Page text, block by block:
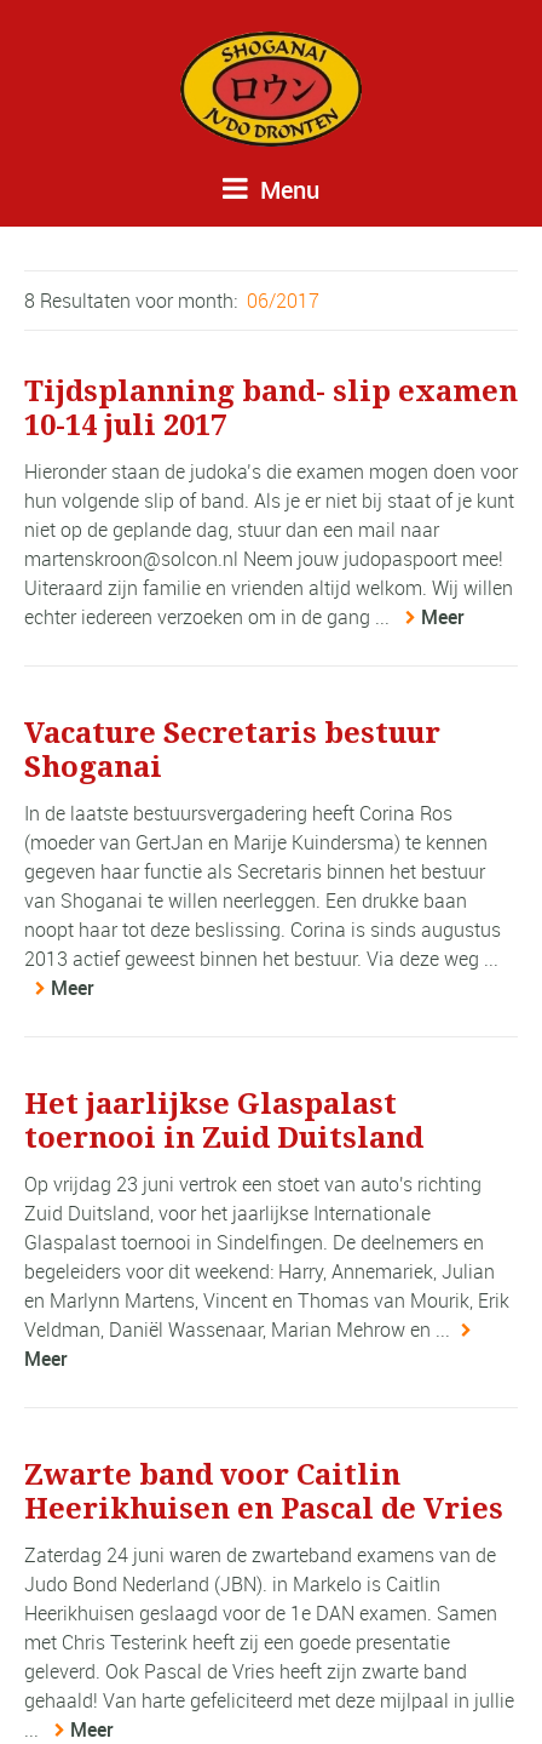
Menu
8 Resultaten voormonth: 06/2017
Tijdsplanning band- slip examen
10-14 juli 2017
Hieronder staan de judoka’s die examen mogen doen voor
hun volgende slip of band. Als je er niet bij staat of je kunt
niet op de geplande dag, stuur dan een mail naar
martenskroon@solcon.nl Neem jouw judopaspoort mee!
Uiteraard zijn familie en vrienden altijd welkom. Wij willen
echter iedereen verzoeken om in de gang ...
Meer
Vacature Secretaris bestuur
Shoganai
In de laatste bestuursvergadering heeft Corina Ros
(moeder van GertJan en Marije Kuindersma) te kennen
gegeven haar functie als Secretaris binnen het bestuur
van Shoganai te willen neerleggen. Een drukke baan
noopt haar tot deze beslissing. Corina is sinds augustus
2013 actief geweest binnen het bestuur. Via deze weg ...
Meer
Het jaarlijkse Glaspalast
toernooi in Zuid Duitsland
Op vrijdag 23 juni vertrok een stoet van auto's richting
Zuid Duitsland, voor het jaarlijkse Internationale
Glaspalast toernooi in Sindelfingen. De deelnemers en
begeleiders voor dit weekend: Harry, Annemariek, Julian
en Marlynn Martens, Vincent en Thomas van Mourik, Erik
Veldman, Daniël Wassenaar, Marian Mehrow en ...
Meer
Zwarte band voor Caitlin
Heerikhuisen en Pascal de Vries
Zaterdag 24 juni waren de zwarteband examens van de
Judo Bond Nederland (JBN). in Markelo is Caitlin
Heerikhuisen geslaagd voor de 1e DAN examen. Samen
met Chris Testerink heeft zij een goede presentatie
geleverd. Ook Pascal de Vries heeft zijn zwarte band
gehaald! Van harte gefeliciteerd met deze mijlpaal in jullie
...
Meer